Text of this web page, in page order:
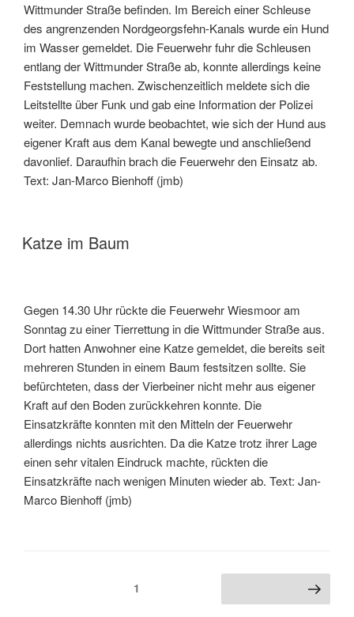
Wittmunder Straße befinden. Im Bereich einer Schleuse
des angrenzenden Nordgeorgsfehn-Kanals wurde ein Hund
im Wasser gemeldet. Die Feuerwehr fuhr die Schleusen
entlang der Wittmunder Straße ab, konnte allerdings keine
Feststellung machen. Zwischenzeitlich meldete sich die
Leitstellte über Funk und gab eine Information der Polizei
weiter. Demnach wurde beobachtet, wie sich der Hund aus
eigener Kraft aus dem Kanal bewegte und anschließend
davonlief. Daraufhin brach die Feuerwehr den Einsatz ab.
Text: Jan-Marco Bienhoff (jmb)
Katze im Baum
Gegen 14.30 Uhr rückte die Feuerwehr Wiesmoor am
Sonntag zu einer Tierrettung in die Wittmunder Straße aus.
Dort hatten Anwohner eine Katze gemeldet, die bereits seit
mehreren Stunden in einem Baum festsitzen sollte. Sie
befürchteten, dass der Vierbeiner nicht mehr aus eigener
Kraft auf den Boden zurückkehren konnte. Die
Einsatzkräfte konnten mit den Mitteln der Feuerwehr
allerdings nichts ausrichten. Da die Katze trotz ihrer Lage
einen sehr vitalen Eindruck machte, rückten die
Einsatzkräfte nach wenigen Minuten wieder ab. Text: Jan-
Marco Bienhoff (jmb)
1